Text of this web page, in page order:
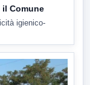
il Comune
igienico-